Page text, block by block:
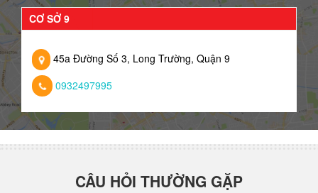
CƠ SỞ 9
45a Đường Số 3, Long Trường, Quận 9
0932497995
CÂU HỎI THƯỜNG GẶP